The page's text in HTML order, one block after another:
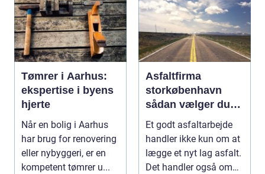
Tømrer i Aarhus:
ekspertise i byens
hjerte
Når en bolig i Aarhus
har brug for renovering
eller nybyggeri, er en
kompetent tømrer u...
Asfaltfirma
storkøbenhavn
sådan vælger du
den rette
samarbejdspartner
Et godt asfaltarbejde
handler ikke kun om at
lægge et nyt lag asfalt.
Det handler også om